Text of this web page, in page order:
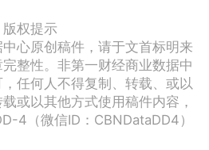
版权提示
心原创稿件，请于文首标明来
整性。非第一财经商业数据中
任何人不得复制、转载、或以
或以其他方式使用稿件内容，
4（微信ID：CBNDataDD4）